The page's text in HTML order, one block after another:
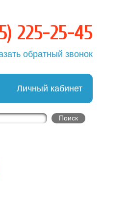
225-25-45
обратный звонок
Личный кабинет